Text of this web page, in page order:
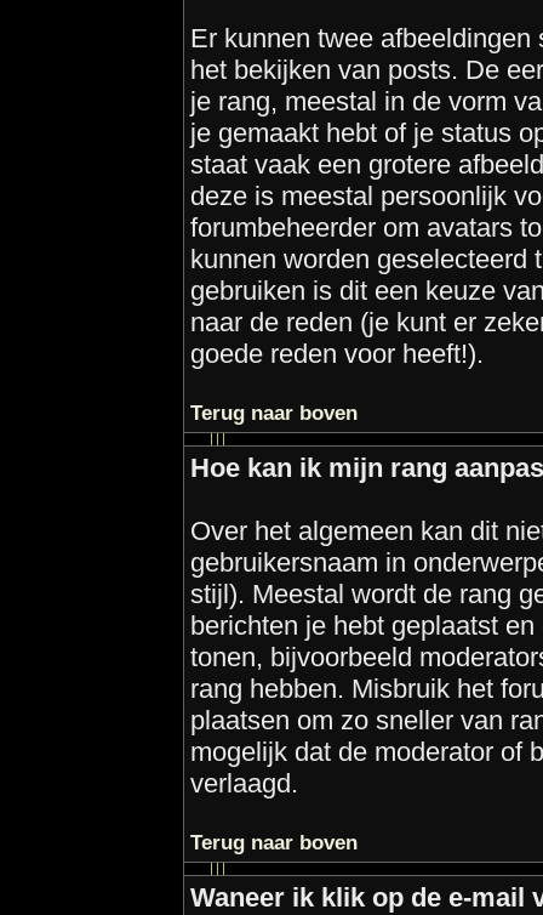
Er kunnen twee
het bekijken van posts. De
je rang, meestal in de vorm
je gemaakt hebt of je status
staat vaak een grotere
deze is meestal persoonlijk
forumbeheerder om avatars
kunnen worden geselecteerd
gebruiken is dit een keuze
naar de reden (je kunt er
goede reden voor heeft!).
Terug naar boven
Hoe kan ik mijn rang
Over het algemeen kan dit
gebruikersnaam in
stijl). Meestal wordt de rang
berichten je hebt geplaatst
tonen, bijvoorbeeld
rang hebben. Misbruik het
plaatsen om zo sneller van
mogelijk dat de moderator of
verlaagd.
Terug naar boven
Waneer ik klik op de e-mail